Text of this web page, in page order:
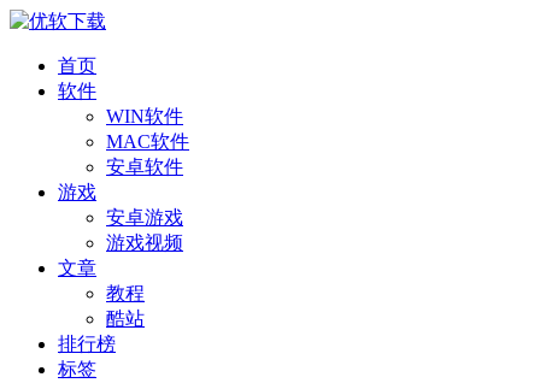
首页
软件
WIN软件
MAC软件
安卓软件
游戏
安卓游戏
游戏视频
文章
教程
酷站
排行榜
标签